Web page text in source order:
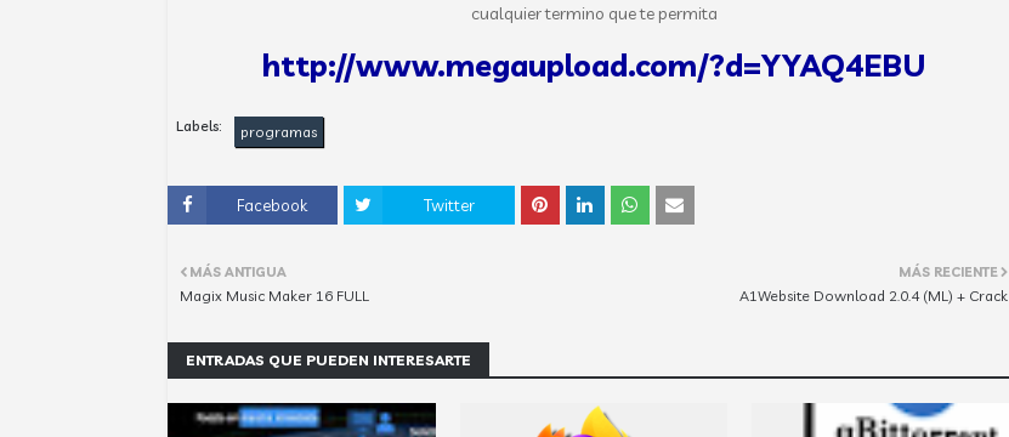
cualquier termino que te permita
http://www.megaupload.com/?d=YYAQ4EBU
Labels: programas
Facebook Twitter
MÁS RECIENTE
A1Website Download 2.0.4 (ML) + Crack
MÁS ANTIGUA
Magix Music Maker 16 FULL
ENTRADAS QUE PUEDEN INTERESARTE